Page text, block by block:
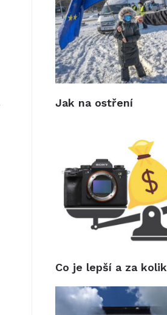
Jak na ostření
Co je lepší a za kolik